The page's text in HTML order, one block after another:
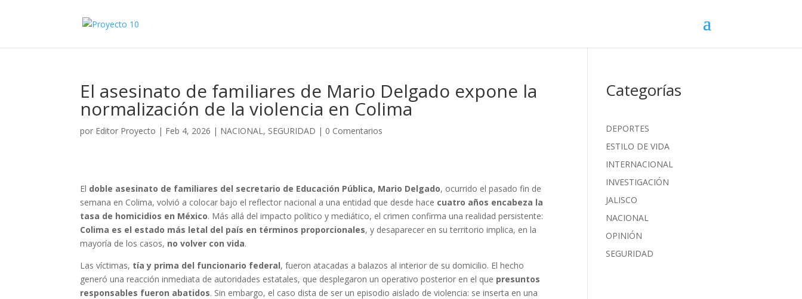
El asesinato de familiares de Mario Delgado expone la
normalización de la violencia en Colima
por Editor Proyecto | Feb 4, 2026 | NACIONAL, SEGURIDAD | 0 Comentarios
El doble asesinato de familiares del secretario de Educación Pública, Mario Delgado, ocurrido el pasado fin de
semana en Colima, volvió a colocar bajo el reflector nacional a una entidad que desde hace cuatro años encabeza la
tasa de homicidios en México. Más allá del impacto político y mediático, el crimen confirma una realidad persistente:
Colima es el estado más letal del país en términos proporcionales, y desaparecer en su territorio implica, en la
mayoría de los casos, no volver con vida.
Las víctimas, tía y prima del funcionario federal, fueron atacadas a balazos al interior de su domicilio. El hecho
generó una reacción inmediata de autoridades estatales, que desplegaron un operativo posterior en el que presuntos
responsables fueron abatidos. Sin embargo, el caso dista de ser un episodio aislado de violencia: se inserta en una
Categorías
DEPORTES
ESTILO DE VIDA
INTERNACIONAL
INVESTIGACIÓN
JALISCO
NACIONAL
OPINIÓN
SEGURIDAD